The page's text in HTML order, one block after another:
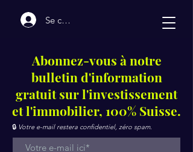
Se connecter
Abonnez-vous à notre
bulletin d'information
gratuit sur l'investissement
et l'immobilier, 100% Suisse.
🔒 Votre e-mail restera confidentiel, zéro spam.